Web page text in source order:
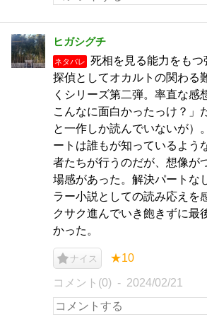
ヒガシグチ
ネタバレ
死相を見る能力をも
探偵としてオカルトの関わる
くシリーズ第二弾。率直な感
こんなに面白かったっけ？」
と一作しか読んでいないが）
ートは誰もが知っているよう
者たちが行うのだが、想像が
場感があった。解決パートな
ラー小説としての読み応えを
クサク進んでいき飽きずに最
かった。
ナイス ★10
コメント(0) 2024/02/21